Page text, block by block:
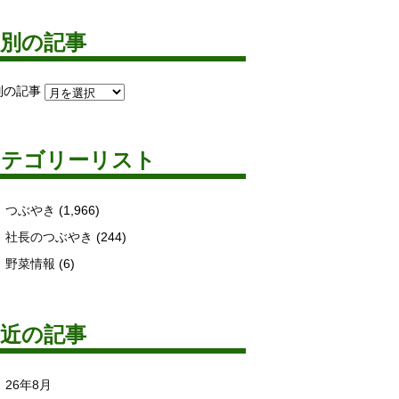
の記事
の記事
ゴリーリスト
つぶやき (1,966)
社長のつぶやき (244)
野菜情報 (6)
の記事
26年8月